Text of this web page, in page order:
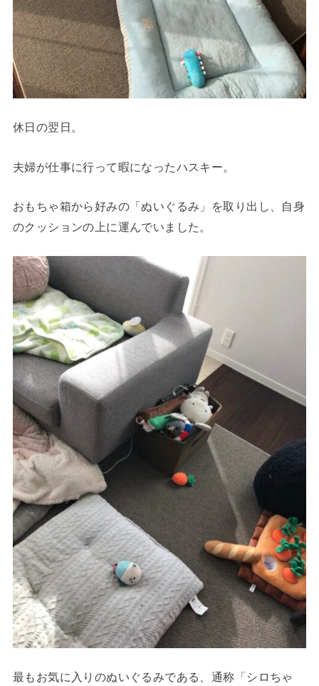
休日の翌日。
夫婦が仕事に行って暇になったハスキー。
おもちゃ箱から好みの「ぬいぐるみ」を取り出し、自身
のクッションの上に運んでいました。
最もお気に入りのぬいぐるみである、通称「シロちゃ